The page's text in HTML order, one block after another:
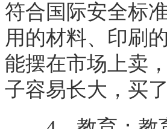
符合国际安全标
用的材料、印刷
能摆在市场上卖
子容易长大，买